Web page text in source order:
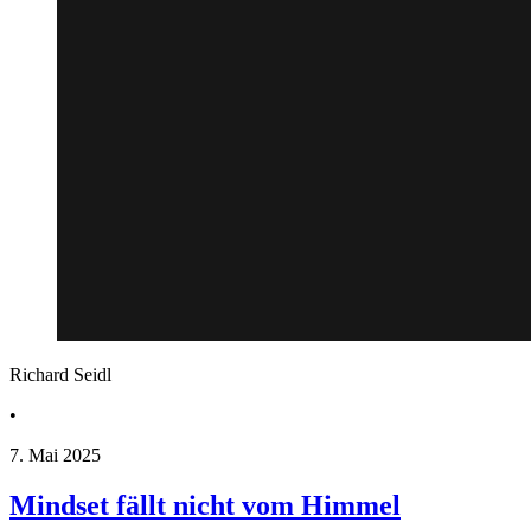
Richard Seidl
•
7. Mai 2025
Mindset fällt nicht vom Himmel